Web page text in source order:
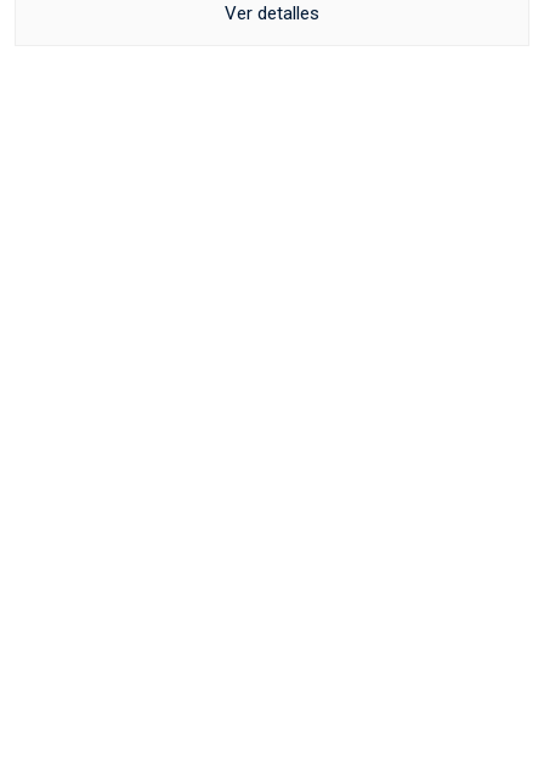
Ver detalles